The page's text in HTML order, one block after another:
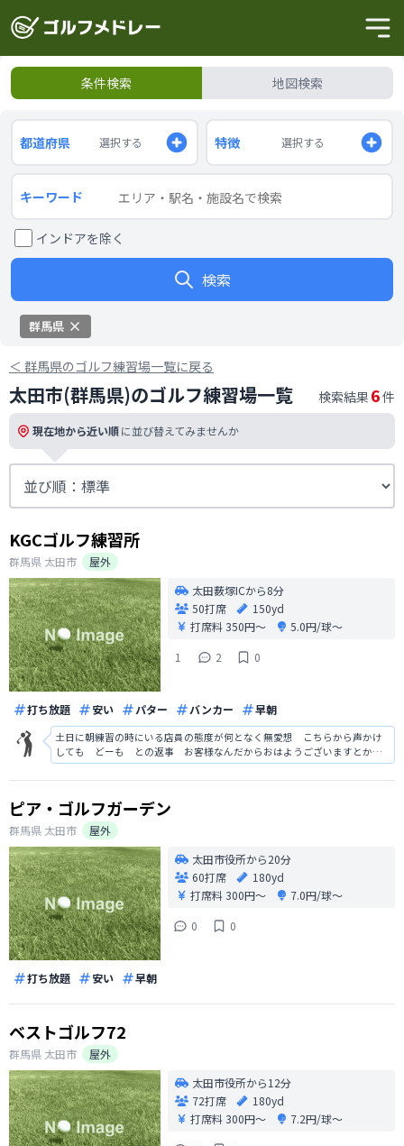
条件検索 地図検索
都道府県 選択する 特徴 選択する
キーワード
インドアを除く
検索
群馬県
＜ 群馬県のゴルフ練習場一覧に戻る
太田市(群馬県)のゴルフ練習場一覧 検索結果 6件
現在地から近い順に並び替えてみませんか
KGCゴルフ練習所
群馬県 太田市
屋外
太田薮塚ICから8分
50打席
150yd
打席料350円〜
5.0円/球〜
1
2 0
打ち放題 安い パター バンカー 早朝
土日に朝練習の時にいる店員の態度が何となく無愛想 こちらから声かけ
しても どーも との返事 お客様なんだからおはようございますとかい
らっしゃいませ 有難うございますは客商売だから当たり前 態度改めて
下さい。
ピア・ゴルフガーデン
群馬県 太田市
屋外
太田市役所から20分
60打席
180yd
打席料300円〜
7.0円/球〜
0
0
打ち放題 安い 早朝
ベストゴルフ72
群馬県 太田市
屋外
太田市役所から12分
72打席
180yd
打席料300円〜
7.2円/球〜